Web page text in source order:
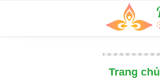
Trang chủ